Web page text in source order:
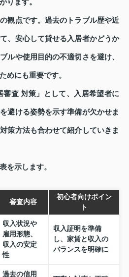
ります。
観点です。過去のトラブル歴や近
、安心して貸せる入居者かどうか
ルや使用目的の不適切さを避け、
めにも重要です。
審査 対策」として、入居希望者に
避ける姿勢を示す準備が欠かせま
策方法も合わせて紹介していきま
を示します。
審査内容
初心者向けポイン
ト
収入状況や
雇用形態、
収入の安定
性
収入証明を準備
し、家賃と収入の
バランスを明確に
過去の信用